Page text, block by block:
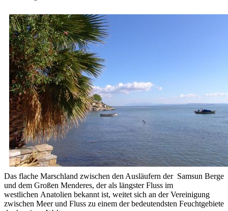
Das flache Marschland zwischen den Ausläufern der Samsun Berge
und dem Großen Menderes, der als längster Fluss im
westlichen Anatolien bekannt ist, weitet sich an der Vereinigung
zwischen Meer und Fluss zu einem der bedeutendsten Feuchtgebiete